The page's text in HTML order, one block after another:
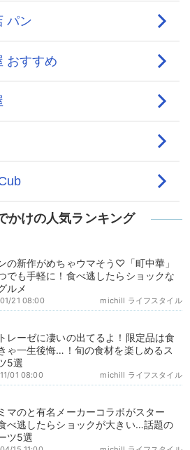
かけの人気ランキング
の新作がめちゃウマそう♡「町中華」
でも手軽に！食べ逃したらショックな
ルメ
michill ライフスタイル
21 08:00
レーゼに凄いの出てるよ！限定品は食
ゃ一生後悔…！旬の食材を楽しめるス
5選
michill ライフスタイル
01 08:00
マのと有名メーカーコラボがスター
べ逃したらショックが大きい…話題の
ツ5選